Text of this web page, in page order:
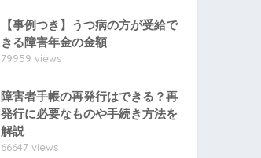
【事例つき】うつ病の方が受給で
きる障害年金の金額
79959 views
障害者手帳の再発行はできる？再
発行に必要なものや手続き方法を
解説
66647 views